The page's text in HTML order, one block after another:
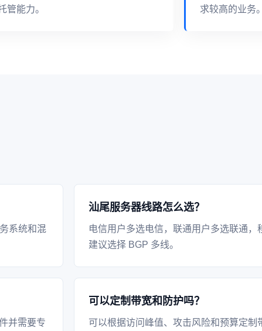
管能力。
求较高的业务。
系统和混
汕尾服务器线路怎么选？
电信用户多选电信，联通用户多选联通，
建议选择 BGP 多线。
并需要专
可以定制带宽和防护吗？
可以根据访问峰值、攻击风险和预算定制